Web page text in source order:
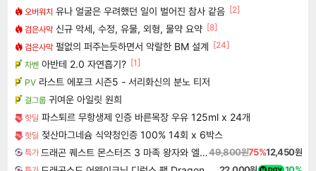
오버워치 유나 얼굴은 우려했던 일이 벌어진 참사 같음 [2]
검은사막 신규 악세, 수정, 유물, 외형, 물약 요약 [8]
검은사막 펄없의 퍼주는듯하면서 악랄한 BM 설계 [24]
차벤 아반테 2.0 자연흡기? [1]
PV 라스트 에포크 시즌5 - 서리화신의 분노 티저
걸그룹 귀여운 아일릿 원희
핫딜 파스퇴르 무항생제 인증 바른목장 우유 125ml x 24개
핫딜 젖산마그네슘 식약청인증 100% 14회 x 6박스
특가 드래곤 퀘스트 몬스터즈 3 마족 왕자와 엘프의 여행 Dragon Quest Monsters The Dark Prince49,800원75%12,450원